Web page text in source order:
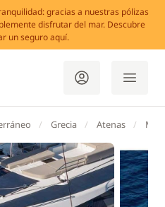
gracias a nuestras pólizas
disfrutar del mar. Descubre
un seguro aquí.
Grecia Atenas